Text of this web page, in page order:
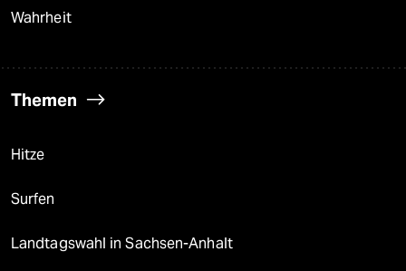
Wahrheit
Themen
Hitze
Surfen
Landtagswahl in Sachsen-Anhalt